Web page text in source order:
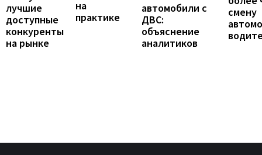
лучшие
доступные
конкуренты
на рынке
на
практике
автомобили с
ДВС:
объяснение
аналитиков
смену